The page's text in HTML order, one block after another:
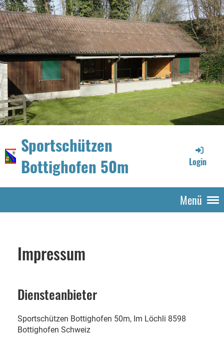
Sportschützen
Bottighofen 50m
Login
Menü
Impressum
Diensteanbieter
Sportschützen Bottighofen 50m, Im Löchli 8598
Bottighofen Schweiz